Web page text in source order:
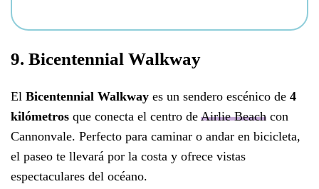
9. Bicentennial Walkway
El Bicentennial Walkway es un sendero escénico de 4
kilómetros que conecta el centro de Airlie Beach con
Cannonvale. Perfecto para caminar o andar en bicicleta,
el paseo te llevará por la costa y ofrece vistas
espectaculares del océano.